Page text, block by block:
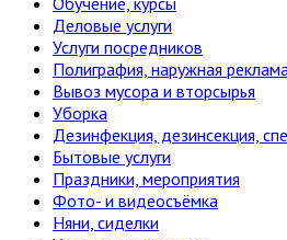
Деловые услуги
Услуги посредников
Полиграфия, наружная
Вывоз мусора и вторсырья
Уборка
Дезинфекция, дезинсекция,
Бытовые услуги
Праздники, мероприятия
Фото- и видеосъёмка
Няни, сиделки